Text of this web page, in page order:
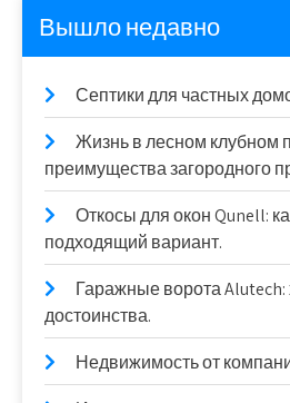
Вышло недавно
Септики для частных
Жизнь в лесном клубном
преимущества загородного
Откосы для окон Qunell:
подходящий вариант.
Гаражные ворота Alutech:
достоинства.
Недвижимость от